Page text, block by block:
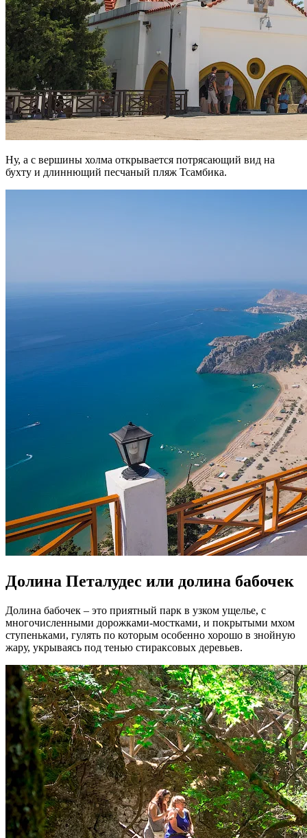
Ну, а с вершины холма открывается потрясающий вид на
бухту и длиннющий песчаный пляж Тсамбика.
Долина Петалудес или долина бабочек
Долина бабочек – это приятный парк в узком ущелье, с
многочисленными дорожками-мостками, и покрытыми мхом
ступеньками, гулять по которым особенно хорошо в знойную
жару, укрываясь под тенью стираксовых деревьев.